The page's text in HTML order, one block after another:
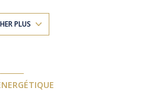
terrasse couverte, idéale pour
ce bien à l’ambiance
PLUS